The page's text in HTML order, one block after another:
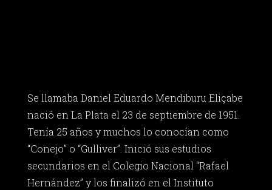
Se llamaba Daniel Eduardo Mendiburu Eliçabe
nació en La Plata el 23 de septiembre de 1951.
Tenía 25 años y muchos lo conocían como
“Conejo” o “Gulliver”. Inició sus estudios
secundarios en el Colegio Nacional “Rafael
Hernández” y los finalizó en el Instituto